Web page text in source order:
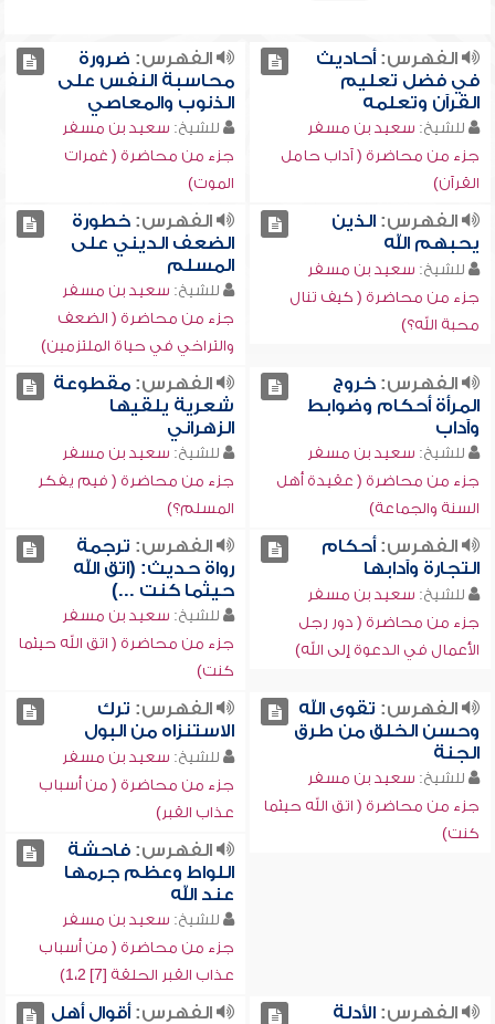
الفهرس:أحاديث
في فضل تعليم
القرآن وتعلمه
للشيخ: سعيد بن مسفر
جزء من محاضرة ( آداب حامل
القرآن)
الفهرس: ضرورة
محاسبة النفس على
الذنوب والمعاصي
للشيخ: سعيد بن مسفر
جزء من محاضرة ( غمرات
الموت)
الفهرس:الذين
يحبهم الله
للشيخ: سعيد بن مسفر
جزء من محاضرة ( كيف تنال
محبة الله؟)
الفهرس:خطورة
الضعف الديني على
المسلم
للشيخ: سعيد بن مسفر
جزء من محاضرة ( الضعف
والتراخي في حياة الملتزمين)
الفهرس:خروج
المرأة أحكام وضوابط
وآداب
للشيخ: سعيد بن مسفر
جزء من محاضرة ( عقيدة أهل
السنة والجماعة)
الفهرس:مقطوعة
شعرية يلقيها
الزهراني
للشيخ: سعيد بن مسفر
جزء من محاضرة ( فيم يفكر
المسلم؟)
الفهرس:أحكام
التجارة وآدابها
للشيخ: سعيد بن مسفر
جزء من محاضرة ( دور رجل
الأعمال في الدعوة إلى الله)
الفهرس: ترجمة
رواة حديث: (اتق الله
حيثما كنت ...)
للشيخ: سعيد بن مسفر
جزء من محاضرة ( اتق الله حيثما
كنت)
الفهرس: تقوى الله
وحسن الخلق من طرق
الجنة
للشيخ: سعيد بن مسفر
جزء من محاضرة ( اتق الله حيثما
كنت)
الفهرس: ترك
الاستنزاه من البول
للشيخ: سعيد بن مسفر
جزء من محاضرة ( من أسباب
عذاب القبر)
الفهرس:فاحشة
اللواط وعظم جرمها
عند الله
للشيخ: سعيد بن مسفر
جزء من محاضرة ( من أسباب
عذاب القبر الحلقة [7] 1،2)
الفهرس:الأدلة
الفهرس:أقوال أهل